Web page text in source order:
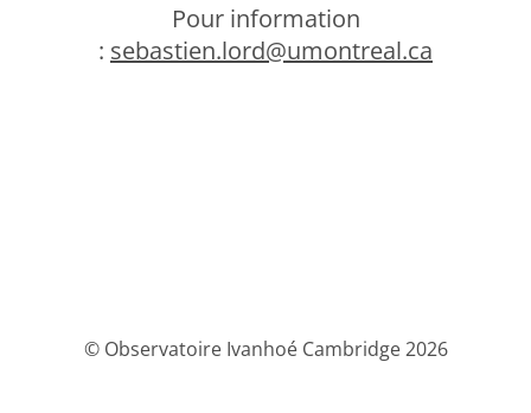
Pour information
: sebastien.lord@umontreal.ca
© Observatoire Ivanhoé Cambridge 2026